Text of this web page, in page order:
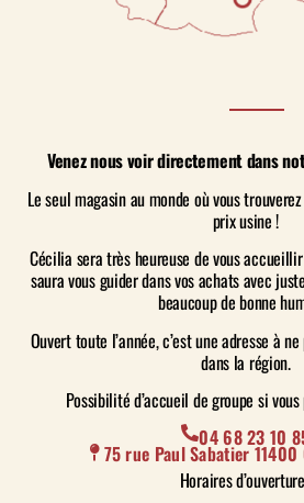
Authentique
saucisses de
Authentique
saucisses de
Authentique
riche en viande
Venez nous voir directement dans
Le seul magasin au monde où vous
prix usine !
Cécilia sera très heureuse de vous
saura vous guider dans vos achats avec
beaucoup de bonne
Ouvert toute l’année, c’est une adresse à
dans la région.
Possibilité d’accueil de groupe si
04 68 23 10
75 rue Paul Sabatier
Horaires